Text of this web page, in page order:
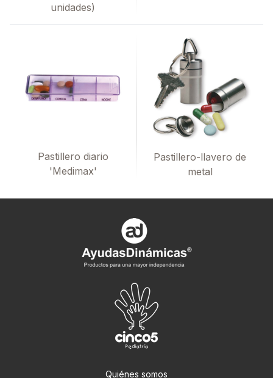
unidades)
Pastillero diario
'Medimax'
Pastillero-llavero de
metal
Quiénes somos